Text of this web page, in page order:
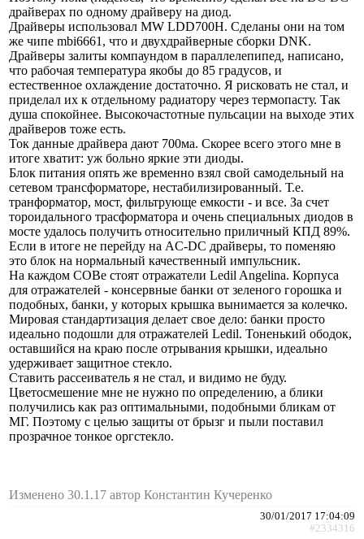
драйверах по одному драйверу на диод.
Драйверы использовал MW LDD700H. Сделаны они на том
же чипе mbi6661, что и двухдрайверные сборки DNK.
Драйверы залиты компаундом в параллелепипед, написано,
что рабочая температура якобы до 85 градусов, и
естественное охлаждение достаточно. Я рисковать не стал, и
приделал их к отдельному радиатору через термопасту. Так
душа спокойнее. Высокочастотные пульсации на выходе этих
драйверов тоже есть.
Ток данные драйвера дают 700ма. Скорее всего этого мне в
итоге хватит: уж больно яркие эти диоды.
Блок питания опять же временно взял свой самодельный на
сетевом трансформаторе, нестабилизированный. Т.е.
транформатор, мост, фильтрующе емкости - и все. За счет
тороидального трасформатора и очень специальных диодов в
мосте удалось получить относительно приличный КПД 89%.
Если в итоге не перейду на AC-DC драйверы, то поменяю
это блок на нормальный качественный импульсник.
На каждом COBе стоят отражатели Ledil Angelina. Корпуса
для отражателей - консервные банки от зеленого горошка и
подобных, банки, у которых крышка вынимается за колечко.
Мировая стандартизация делает свое дело: банки просто
идеально подошли для отражателей Ledil. Тоненький ободок,
оставшийся на краю после отрывания крышки, идеально
удерживает защитное стекло.
Ставить рассеиватель я не стал, и видимо не буду.
Цветосмешение мне не нужно по определению, а блики
получились как раз оптимальными, подобными бликам от
МГ. Поэтому с целью защиты от брызг и пыли поставил
прозрачное тонкое оргстекло.
Изменено 30.1.17 автор Константин Кучеренко
30/01/2017 17:04:09
#2334316